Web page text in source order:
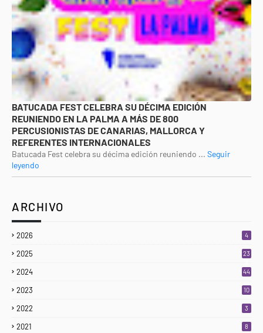
BATUCADA FEST CELEBRA SU DÉCIMA EDICIÓN
REUNIENDO EN LA PALMA A MÁS DE 800
PERCUSIONISTAS DE CANARIAS, MALLORCA Y
REFERENTES INTERNACIONALES
Batucada Fest celebra su décima edición reuniendo ... Seguir
leyendo
ARCHIVO
2026 4
2025
23
2024 44
2023 10
2022 3
2021 8